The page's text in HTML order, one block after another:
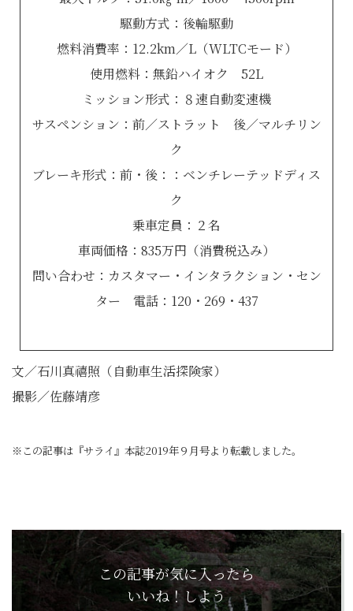
駆動方式：後輪駆動
燃料消費率：12.2km／L（WLTCモード）
使用燃料：無鉛ハイオク 52L
ミッション形式：８速自動変速機
サスペンション：前／ストラット 後／マルチリン
ク
ブレーキ形式：前・後：：ベンチレーテッドディス
ク
乗車定員：２名
車両価格：835万円（消費税込み）
問い合わせ：カスタマー・インタラクション・セン
ター 電話：120・269・437
文／石川真禧照（自動車生活探険家）
撮影／佐藤靖彦
※この記事は『サライ』本誌2019年９月号より転載しました。
この記事が気に入ったら
いいね！しよう